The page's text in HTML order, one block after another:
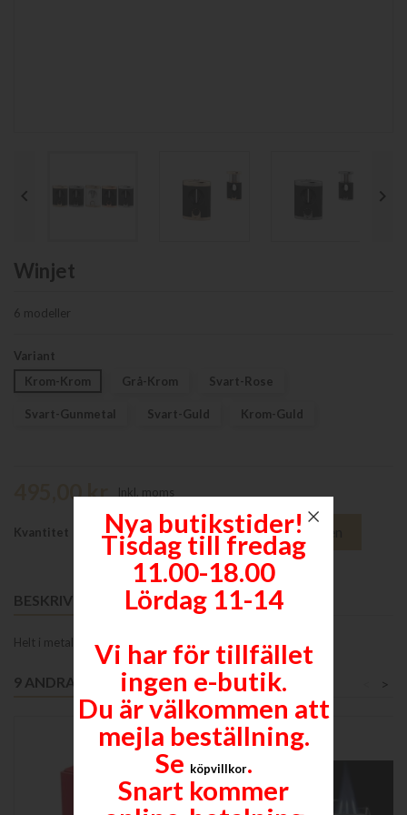
 
Winjet
6 modeller
Variant
Krom-Krom
Grå-Krom Svart-Rose
Svart-Gunmetal Svart-Guld Krom-Guld
495,00 kr Inkl. moms
Kvantitet  Lägg till i varukorgen
BESKRIVNING
Helt i metall. Inga delar av plast.
9 ANDRA PRODUKTER I SAMMA KATEGORI: >
favorite_border
Nya butikstider!
Tisdag till fredag
11.00-18.00
Lördag 11-14
Vi har för tillfället
ingen e-butik.
Du är välkommen att
mejla beställning.
Se köpvillkor.
Snart kommer